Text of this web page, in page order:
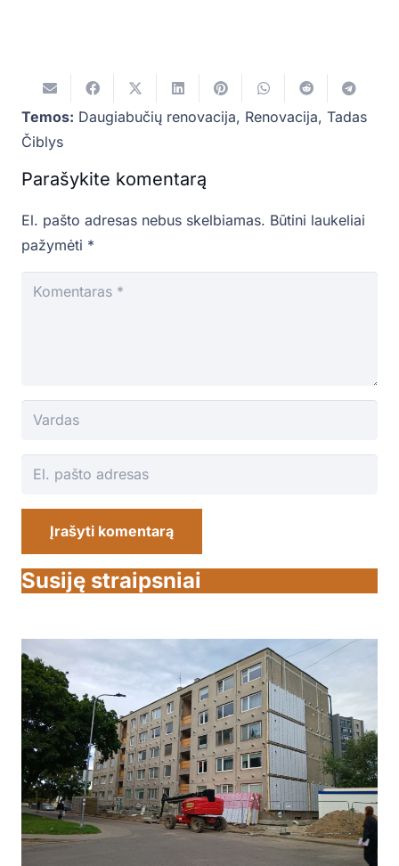
Temos: Daugiabučių renovacija, Renovacija, Tadas
Čiblys
Parašykite komentarą
El. pašto adresas nebus skelbiamas. Būtini laukeliai
pažymėti *
Įrašyti komentarą
Susiję straipsniai